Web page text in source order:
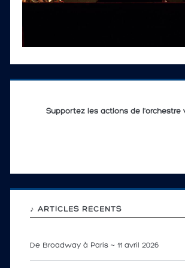
Supportez les actions de l'orchestre
♪ ARTICLES RÉCENTS
De Broadway à Paris ~ 11 avril 2026